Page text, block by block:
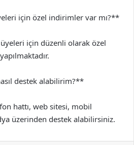
için özel indirimler var mı?**
için düzenli olarak özel
destek alabilirim?**
hattı, web sitesi, mobil
üzerinden destek alabilirsiniz.